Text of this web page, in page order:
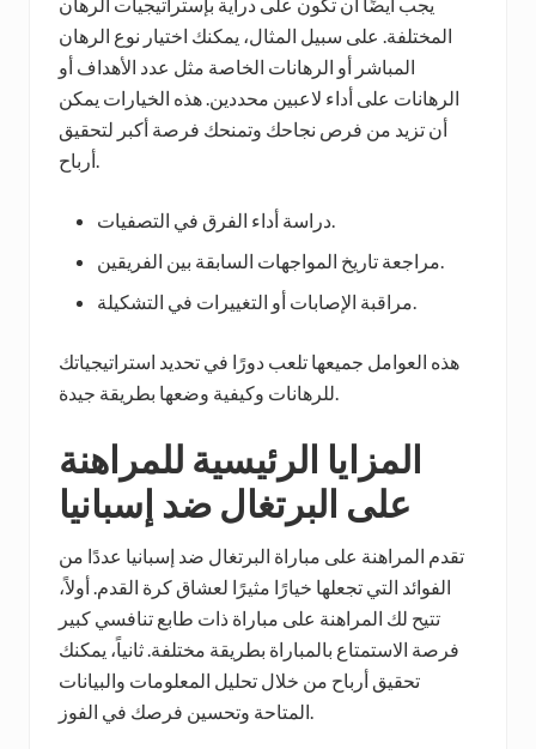
المختلفة. على سبيل المثال، يمكنك اختيار نوع الرهان
المباشر أو الرهانات الخاصة مثل عدد الأهداف أو
الرهانات على أداء لاعبين محددين. هذه الخيارات يمكن
أن تزيد من فرص نجاحك وتمنحك فرصة أكبر لتحقيق
أرباح.
دراسة أداء الفرق في التصفيات.
مراجعة تاريخ المواجهات السابقة بين الفريقين.
مراقبة الإصابات أو التغييرات في التشكيلة.
هذه العوامل جميعها تلعب دورًا في تحديد استراتيجياتك
للرهانات وكيفية وضعها بطريقة جيدة.
المزايا الرئيسية للمراهنة
على البرتغال ضد إسبانيا
تقدم المراهنة على مباراة البرتغال ضد إسبانيا عددًا من
الفوائد التي تجعلها خيارًا مثيرًا لعشاق كرة القدم. أولاً،
تتيح لك المراهنة على مباراة ذات طابع تنافسي كبير
فرصة الاستمتاع بالمباراة بطريقة مختلفة. ثانياً، يمكنك
تحقيق أرباح من خلال تحليل المعلومات والبيانات
المتاحة وتحسين فرصك في الفوز.